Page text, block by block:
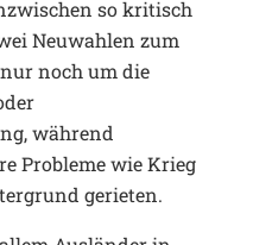
so kritisch
Neuwahlen zum
noch um die
während
Probleme wie Krieg
gerieten.